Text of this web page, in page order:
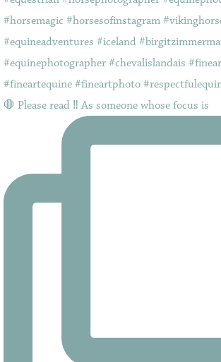
🛑 Please read ‼️ As someone whose focus is